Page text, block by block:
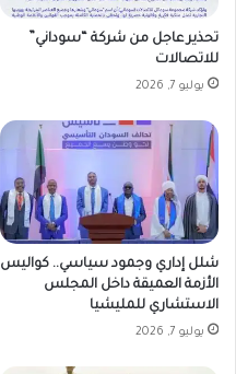
تحذير عاجل من شركة “سوداني”
للاتصالات
يوليو 7, 2026
شلل إداري وجمود سياسي.. كواليس
الأزمة العميقة داخل المجلس
الاستشاري للمليشيا
يوليو 7, 2026